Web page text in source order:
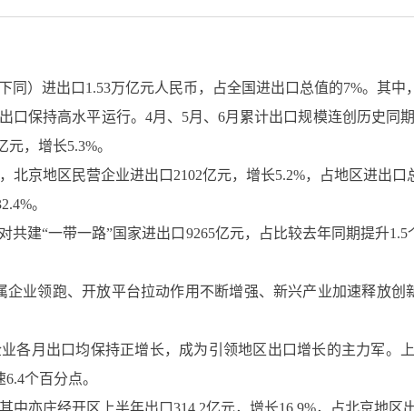
同）进出口1.53万亿元人民币，占全国进出口总值的7%。其中
口保持高水平运行。4月、5月、6月累计出口规模连创历史同
，增长5.3%。
北京地区民营企业进出口2102亿元，增长5.2%，占地区进出
。
共建“一带一路”国家进出口9265亿元，占比较去年同期提升
企业领跑、开放平台拉动作用不断增强、新兴产业加速释放创
各月出口均保持正增长，成为引领地区出口增长的主力军。
个百分点。
中亦庄经开区上半年出口314.2亿元，增长16.9%，占北京地区